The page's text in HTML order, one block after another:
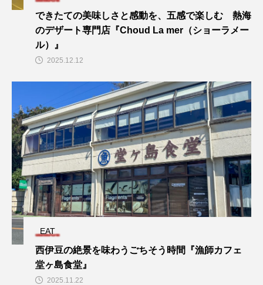
できたての美味しさと感動を、五感で楽しむ 熱海
のデザート専門店『Choud La mer（ショーラメー
ル）』
2025.12.12
EAT
西伊豆の絶景を味わうごちそう時間『漁師カフェ
堂ヶ島食堂』
2025.11.22